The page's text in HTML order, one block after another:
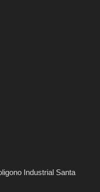
Industrial Santa